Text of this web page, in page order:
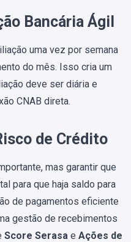
Bancária Ágil
uma vez por semana
do mês. Isso cria um
deve ser diária e
CNAB direta.
de Crédito
mas garantir que
para que haja saldo para
de pagamentos eficiente
gestão de recebimentos
Score Serasa e Ações de